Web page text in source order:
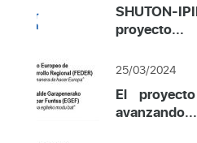
SHUTON-
proyecto...
25/03/2024
El
avanzando...